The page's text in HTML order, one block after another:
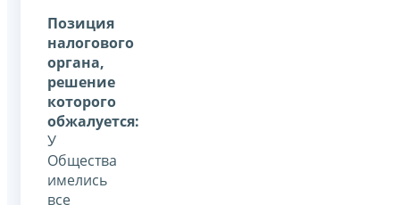
Позиция
налогового
органа,
решение
которого
обжалуется:
У
Общества
имелись
все